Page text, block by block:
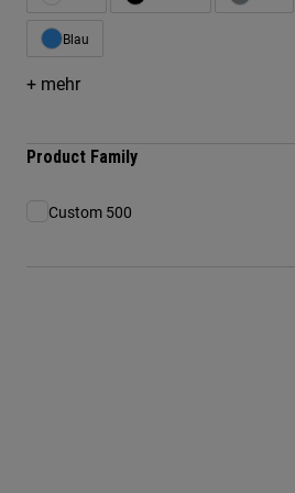
Blau
Eingrenzen nach Farbe: Blau
+ mehr
Product Family
Custom 500
Eingrenzen nach Product Family: